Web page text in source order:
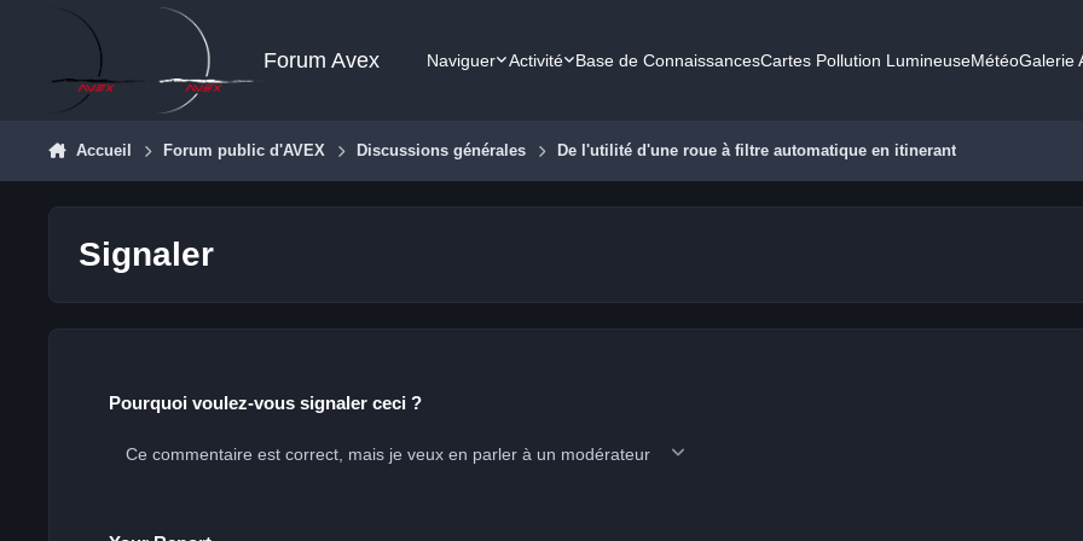
Aller au contenu
Forum Avex Naviguer Activité Base de ConnaissancesCartes Pollution LumineuseMétéoGalerie
Accueil Forum public d'AVEX Discussions générales De l'utilité d'une roue à filtre automatique en itinerant
Signaler
Pourquoi voulez-vous signaler ceci ?